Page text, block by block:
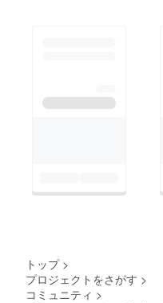
る私たちをクラ
までクソまじめ
院大学と言って
かったのと…そ
いかな？ なん
トップ >
プロジェクトをさがす >
コミュニティ >